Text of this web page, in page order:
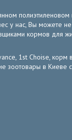
у нас, Вы
кормов
1st Choise, корм
зоотовары в Киеве